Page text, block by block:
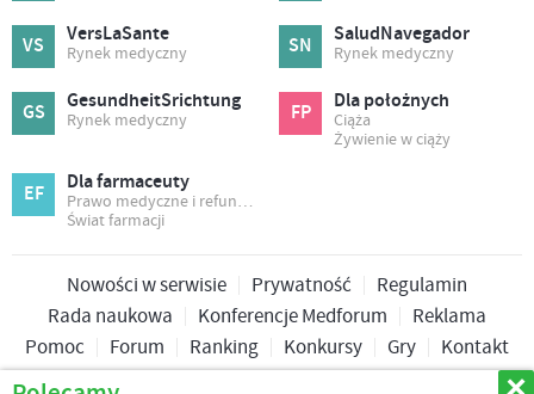
VS VersLaSante
Rynek medyczny SN SaludNavegador
Rynek medyczny
GS GesundheitSrichtung
Rynek medyczny FP Dla położnych
Ciąża
Żywienie w ciąży
EF Dla farmaceuty
Prawo medyczne i refundacja
Świat farmacji
Nowości w serwisie Prywatność
Regulamin
Rada naukowa
Konferencje Medforum
Reklama
Pomoc
Forum Ranking Konkursy Gry Kontakt